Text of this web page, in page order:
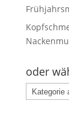
oder
oder
wähle